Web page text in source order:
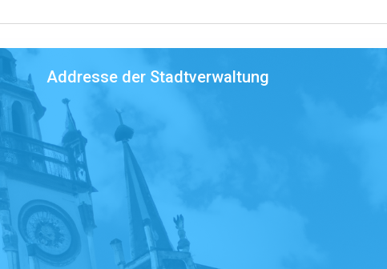
Addresse der Stadtverwaltung